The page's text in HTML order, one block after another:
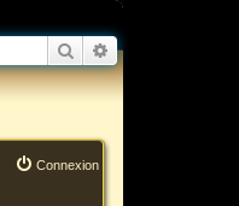
RechercherRecherche
Connexion